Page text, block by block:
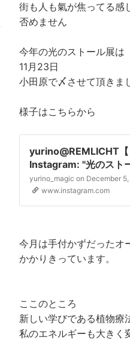
街も人も氣が焦ってる感
否めません
今年の光のストール展は
11月23日
小田原で〆させて頂きま
様子はこちらから
yurino@REMLICHT
Instagram‎: "光のスト
MUさんにて2025/11/
きましたm(__)m毎年
めまして🤍の皆さまと
やかな毎度自由奔放
満ちる時をありがとう
www.instagram.com
今月は手付かずだったオ
かかりきっています。
ここのところ
新しい学びである植物療
私のエネルギーも大きく